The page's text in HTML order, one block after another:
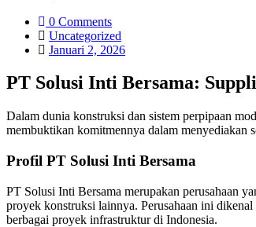
0 Comments
Uncategorized
Januari 2, 2026
PT Solusi Inti Bersama:
Dalam dunia konstruksi dan sistem perpipaan
membuktikan komitmennya dalam menyediakan
Profil PT Solusi Inti Bersama
PT Solusi Inti Bersama merupakan perusahaan
proyek konstruksi lainnya. Perusahaan ini
berbagai proyek infrastruktur di Indonesia.